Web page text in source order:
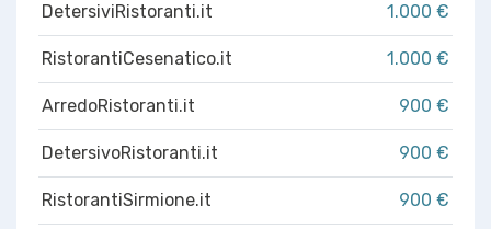
DetersiviRistoranti.it 1.000 €
RistorantiCesenatico.it 1.000 €
ArredoRistoranti.it 900 €
DetersivoRistoranti.it 900 €
RistorantiSirmione.it 900 €